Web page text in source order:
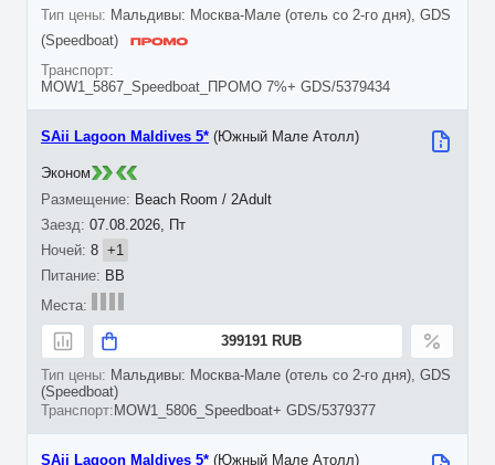
Мальдивы: Москва-Мале (отель со 2-го дня), GDS
(Speedboat)
MOW1_5867_Speedboat_ПРОМО 7%+ GDS/5379434
07.08.2026, Пт
8 +1
SAii Lagoon Maldives 5* (Южный Мале Атолл)
Beach Room / 2Adult
BB
399191 RUB
Мальдивы: Москва-Мале (отель со 2-го дня), GDS
(Speedboat)
MOW1_5806_Speedboat+ GDS/5379377
Эконом
SAii Lagoon Maldives 5* (Южный Мале Атолл)